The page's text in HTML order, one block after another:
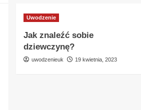
Uwodzenie
Jak znaleźć sobie
dziewczynę?
uwodzenieuk 19 kwietnia, 2023